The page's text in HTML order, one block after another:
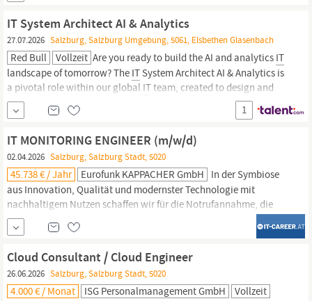
Intune und O365.
IT System Architect AI & Analytics
27.07.2026 Salzburg, Salzburg Umgebung, 5061, Elsbethen Glasenbach
Red Bull Vollzeit Are you ready to build the AI and analytics IT
landscape of tomorrow? The IT System Architect AI & Analytics is
a pivotal role within our global ITteam, created to design and
architect cutting-edge AI and data engineering solutions across
team sports — including clubs like EHC Red Bull München — and
1
IT MONITORING ENGINEER (m/w/d)
02.04.2026 Salzburg, Salzburg Stadt, 5020
45.738 € / Jahr Eurofunk KAPPACHER GmbH In der Symbiose
aus Innovation, Qualität und modernster Technologie mit
nachhaltigem Nutzen schaffen wir für die Notrufannahme, die
Einsatzmitteldisposition und die Alarmierung hochverfügbare,
innovative technische Lösungen. DEIN BEITRAG Als
Monitoring
Engineer bist du der Schlüssel für die Stabilität der
Umgebungenunserer...
Cloud Consultant / Cloud Engineer
26.06.2026 Salzburg, Salzburg Stadt, 5020
4.000 € / Monat ISG Personalmanagement GmbH
Vollzeit